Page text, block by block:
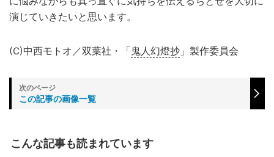
演じていきたいと思います。
(C)中西モトオ／双葉社・「鬼人幻燈抄 」製作委員会
この記事の画像一覧
こんな記事も読まれています